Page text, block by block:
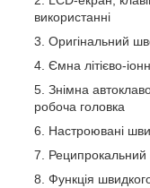
використанні
Оригінальний
Ємна літієво-
Знімна
робоча головка
Настроювані
Функція